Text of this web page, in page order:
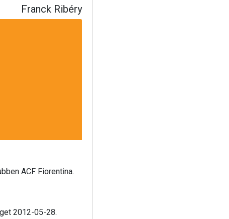
Franck Ribéry
ACF Fiorentina.
2012-05-28.